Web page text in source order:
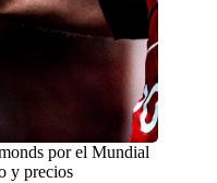
por el Mundial
y precios